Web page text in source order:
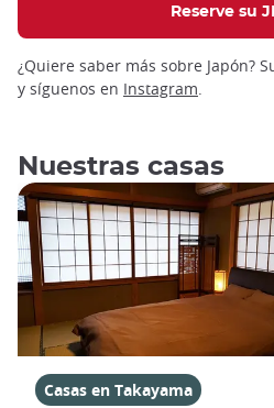
Reserve su
¿Quiere saber más sobre Japón?
y síguenos en Instagram.
Nuestras casas
Casas en Takayama